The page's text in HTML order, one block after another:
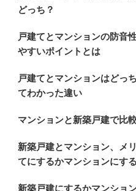
す
か
?
どっち？
戸建てとマンションの防音
やすいポイントとは
戸建てとマンションはどっ
てわかった違い
マンションと新築戸建で比
新築戸建とマンション、メ
てにするかマンションにす
新築戸建にするかマンショ